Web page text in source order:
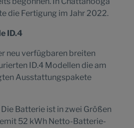
die Fertigung im Jahr 2022.
ID.4
neu verfügbaren breiten
ID.4 Modellen die am
Ausstattungspakete
Die Batterie ist in zwei Größen
52 kWh Netto-Batterie-